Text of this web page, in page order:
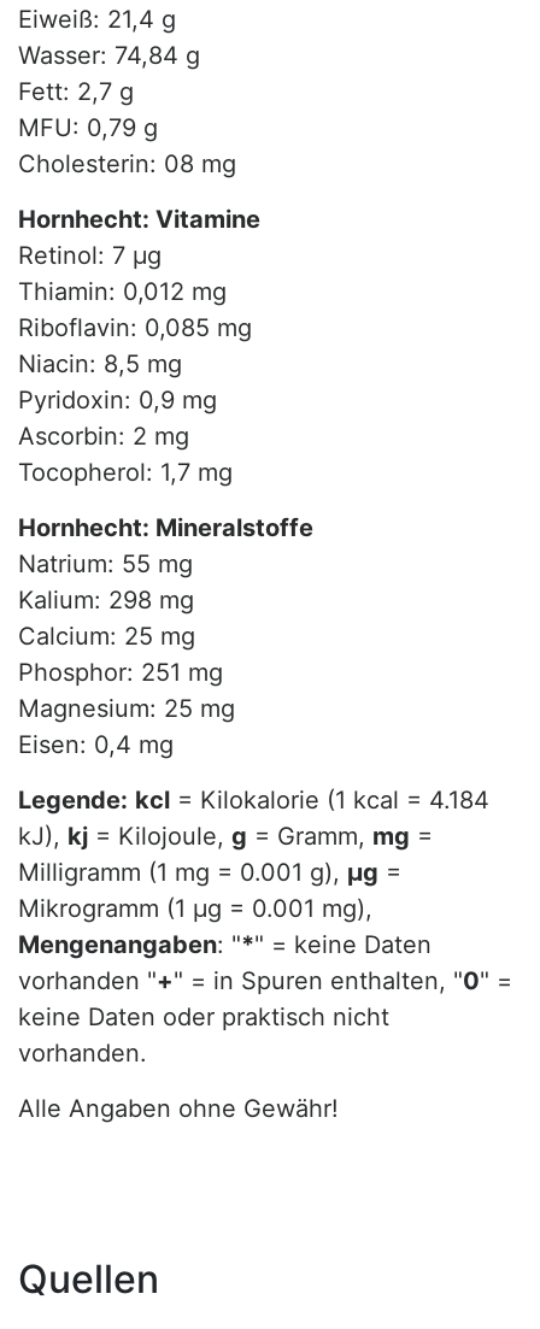
Eiweiß: 21,4 g
Wasser: 74,84 g
Fett: 2,7 g
MFU: 0,79 g
Cholesterin: 08 mg
Hornhecht: Vitamine
Retinol: 7 µg
Thiamin: 0,012 mg
Riboflavin: 0,085 mg
Niacin: 8,5 mg
Pyridoxin: 0,9 mg
Ascorbin: 2 mg
Tocopherol: 1,7 mg
Hornhecht: Mineralstoffe
Natrium: 55 mg
Kalium: 298 mg
Calcium: 25 mg
Phosphor: 251 mg
Magnesium: 25 mg
Eisen: 0,4 mg
Legende: kcl = Kilokalorie (1 kcal = 4.184
kJ), kj = Kilojoule, g = Gramm, mg =
Milligramm (1 mg = 0.001 g), µg =
Mikrogramm (1 µg = 0.001 mg),
Mengenangaben: "*" = keine Daten
vorhanden "+" = in Spuren enthalten, "0" =
keine Daten oder praktisch nicht
vorhanden.
Alle Angaben ohne Gewähr!
Quellen